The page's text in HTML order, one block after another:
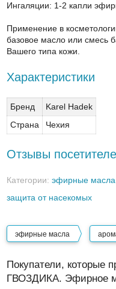
Ингаляции: 1-2 капли
Применение в
базовое масло или смесь
Вашего типа кожи.
Характеристики
Бренд
Karel Hadek
Страна
Чехия
Отзывы
Категории: эфирные
защита от насекомых
эфирные масла
Покупатели, которые
ГВОЗДИКА. Эфирное